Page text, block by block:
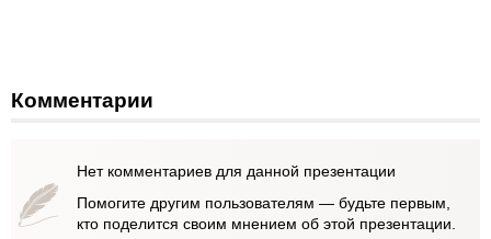
Комментарии
Нет комментариев для данной презентации
Помогите другим пользователям — будьте первым,
кто поделится своим мнением об этой презентации.